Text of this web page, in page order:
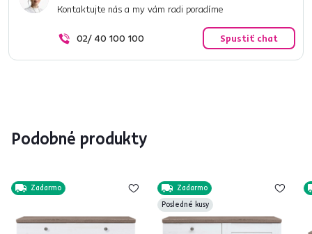
Kontaktujte nás a my vám radi poradíme
02/ 40 100 100 Spustiť chat
Podobné produkty
Zadarmo
Zadarmo
Posledné kusy